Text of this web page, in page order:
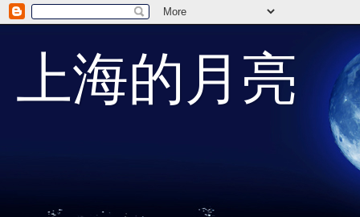
上海的月亮